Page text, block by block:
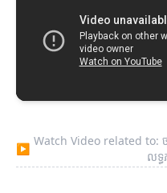
▶
Watch Video related to: ច្
លទ្